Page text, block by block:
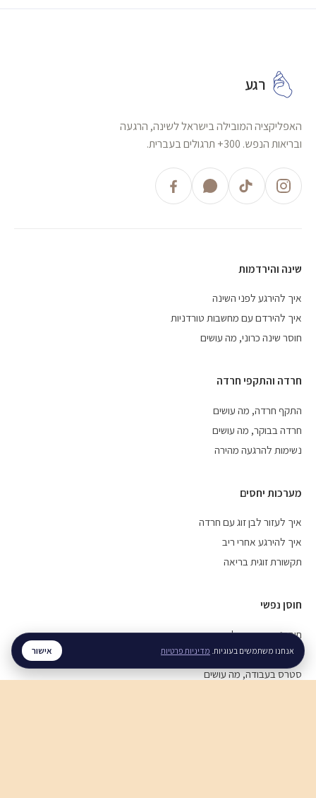
רגע
האפליקציה המובילה בישראל לשינה, הרגעה
ובריאות הנפש. 300+ תרגולים בעברית.
שינה והירדמות
איך להירגע לפני השינה
איך להירדם עם מחשבות טורדניות
חוסר שינה כרוני, מה עושים
חרדה והתקפי חרדה
התקף חרדה, מה עושים
חרדה בבוקר, מה עושים
נשימות להרגעה מהירה
מערכות יחסים
איך לעזור לבן זוג עם חרדה
איך להירגע אחרי ריב
תקשורת זוגית בריאה
חוסן נפשי
חוסן נפשי בזמן מלחמה
ויסות רגשי, איך מתרגלים
סטרס בעבודה, מה עושים
אנחנו משתמשים בעוגיות. מדיניות פרטיות אישור